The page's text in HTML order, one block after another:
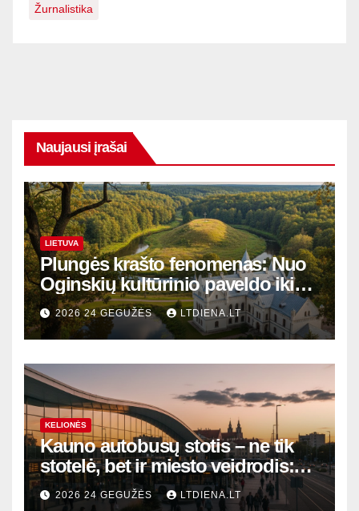
Žurnalistika
Naujausi įrašai
LIETUVA
Plungės krašto fenomenas: Nuo
Oginskių kultūrinio paveldo iki
Žemaitijos gamtos perlų
2026 24 GEGUŽĖS LTDIENA.LT
KELIONĖS
Kauno autobusų stotis – ne tik
stotelė, bet ir miesto veidrodis:
modernūs vartai į laikinąją
sostinę
2026 24 GEGUŽĖS LTDIENA.LT